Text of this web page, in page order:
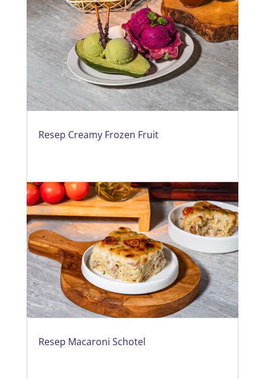
Resep Creamy Frozen Fruit
Resep Macaroni Schotel